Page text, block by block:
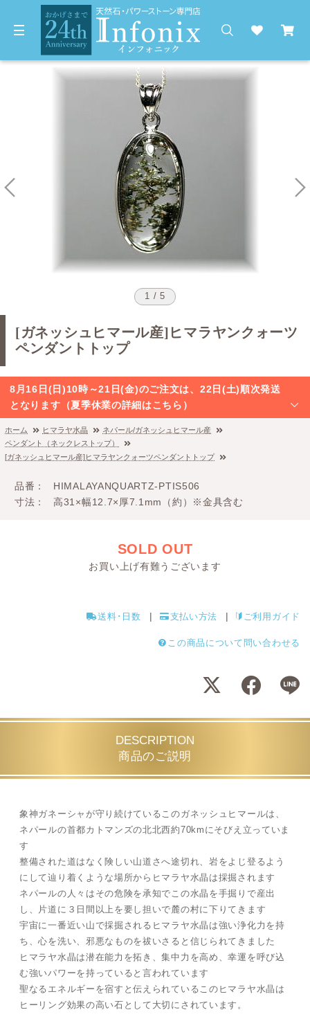
1 / 5
[ガネッシュヒマール産]ヒマラヤンクォーツ
ペンダントトップ
8月16日(日)10時～21日(金)のご注文は、22日(土)順次発送
となります（夏季休業の詳細はこちら）
ホーム ヒマラヤ水晶
ネパール/ガネッシュヒマール産
ペンダント（ネックレストップ）
[ガネッシュヒマール産]ヒマラヤンクォーツペンダントトップ
品番
HIMALAYANQUARTZ-PTIS506
寸法
高31×幅12.7×厚7.1mm（約）※金具含む
SOLD OUT
お買い上げ有難うございます
送料･日数 支払い方法 ご利用ガイド
この商品について問い合わせる
DESCRIPTION
商品のご説明
象神ガネーシャが守り続けているこのガネッシュヒマールは、
ネパールの首都カトマンズの北北西約70kmにそびえ立っていま
す
整備された道はなく険しい山道さへ途切れ、岩をよじ登るよう
にして辿り着くような場所からヒマラヤ水晶は採掘されます
ネパールの人々はその危険を承知でこの水晶を手掘りで産出
し、片道に３日間以上を要し担いで麓の村に下りてきます
宇宙に一番近い山で採掘されるヒマラヤ水晶は強い浄化力を持
ち、心を洗い、邪悪なものを祓いさると信じられてきました
ヒマラヤ水晶は潜在能力を拓き、集中力を高め、幸運を呼び込
む強いパワーを持っていると言われています
聖なるエネルギーを宿すと伝えられているこのヒマラヤ水晶は
ヒーリング効果の高い石として大切にされています。